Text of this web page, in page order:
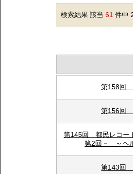
検索結果 該当61 件中
第158回
第156回
第145回 都民レコ
第2回－ ～ヘ
第143回